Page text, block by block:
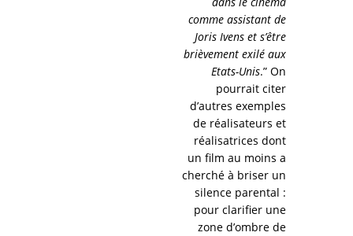
comme assistant de
Joris Ivens et s’être
brièvement exilé aux
Etats-Unis.” On
pourrait citer
d’autres exemples
de réalisateurs et
réalisatrices dont
un film au moins a
cherché à briser un
silence parental :
pour clarifier une
zone d’ombre de